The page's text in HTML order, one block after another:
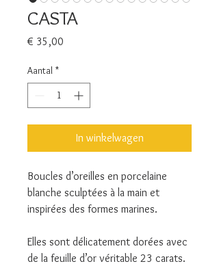
CASTA
€ 35,00
Aantal *
In winkelwagen
Boucles d’oreilles en porcelaine
blanche sculptées à la main et
inspirées des formes marines.
Elles sont délicatement dorées avec
de la feuille d’or véritable 23 carats.